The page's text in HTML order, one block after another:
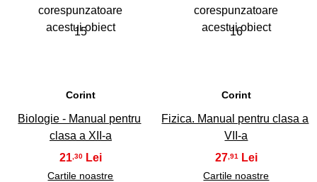
15
Corint
Biologie - Manual pentru
clasa a XII-a
21 ,30
Cartile noastre
16
Corint
Fizica. Manual pentru clasa a
VII-a
27,91
Cartile noastre